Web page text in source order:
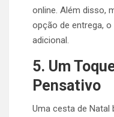
online. Além disso,
opção de entrega,
adicional.
5. Um
Pensativo
Uma cesta de Natal